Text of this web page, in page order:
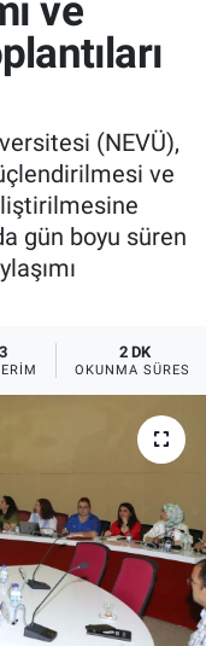
ve
(NEVÜ),
ve
gün boyu süren
2 DK
OKUNMA SÜRESI